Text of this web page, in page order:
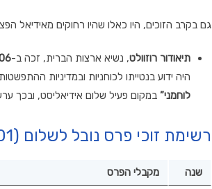
גם בקרב הזוכים, היו כאלו שהיו רחוקים מאידיאל
תיאודור רוזוולט, נשיא ארצות הברית, זכה ב-
היה ידוע בנטייתו לכוחניות ובמדיניות
לוחמני” במקום פעיל שלום אידיאליסט, ובכך
רשימת זוכי פרס נובל לשלום (1901–2025)
שנה מקבלי הפרס